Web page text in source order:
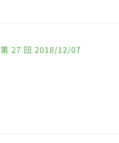
第 27 回 2018/12/07